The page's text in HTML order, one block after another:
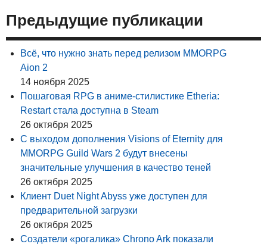
Предыдущие публикации
Всё, что нужно знать перед релизом MMORPG
Aion 2
14 ноября 2025
Пошаговая RPG в аниме-стилистике Etheria:
Restart стала доступна в Steam
26 октября 2025
С выходом дополнения Visions of Eternity для
MMORPG Guild Wars 2 будут внесены
значительные улучшения в качество теней
26 октября 2025
Клиент Duet Night Abyss уже доступен для
предварительной загрузки
26 октября 2025
Создатели «рогалика» Chrono Ark показали